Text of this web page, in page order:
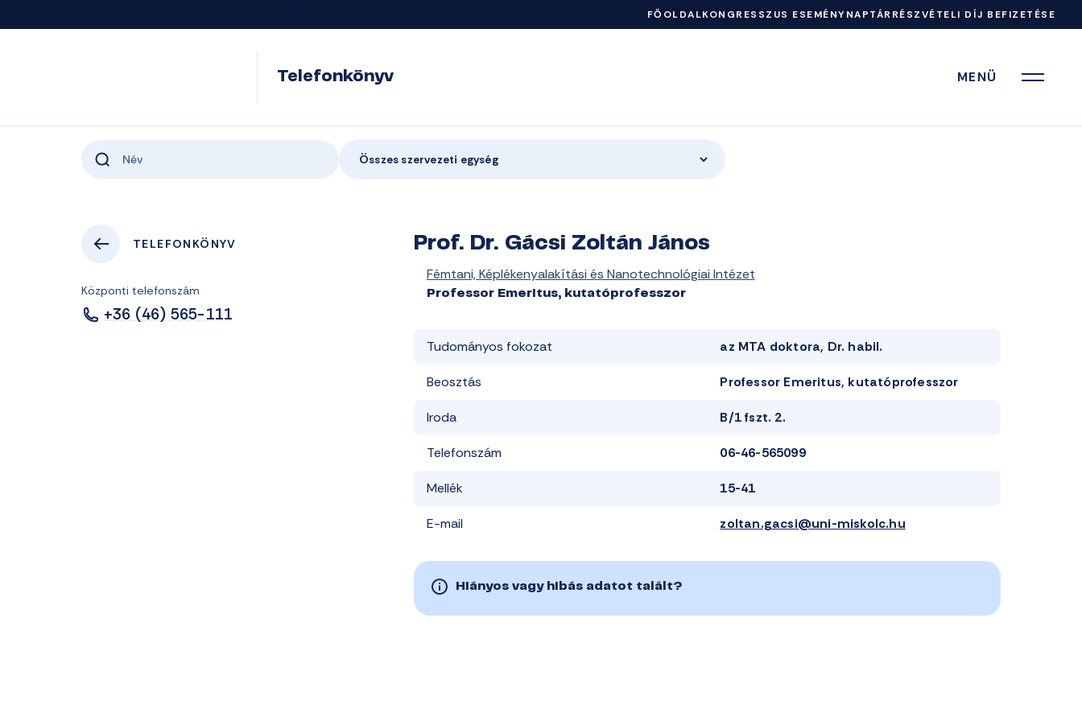
FŐOLDALKONGRESSZUS ESEMÉNYNAPTÁRRÉSZVÉTELI DÍJ BEFIZETÉSE
Telefonkönyv MENÜ
Összes szervezeti egység
TELEFONKÖNYV
Központi telefonszám
+36 (46) 565-111
Prof. Dr. Gácsi Zoltán János
Fémtani, Képlékenyalakítási és Nanotechnológiai Intézet
Professor Emeritus, kutatóprofesszor
Tudományos fokozat az MTA doktora, Dr. habil.
Beosztás Professor Emeritus, kutatóprofesszor
Iroda B/1 fszt. 2.
Telefonszám 06-46-565099
Mellék 15-41
E-mail zoltan.gacsi@uni-miskolc.hu
Hiányos vagy hibás adatot talált?